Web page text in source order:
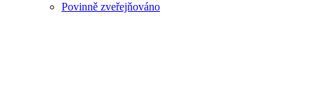
Povinně zveřejňováno